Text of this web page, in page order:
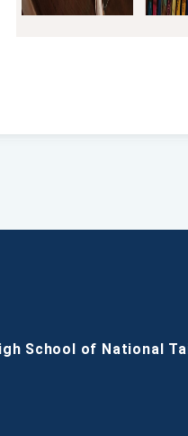
School of National